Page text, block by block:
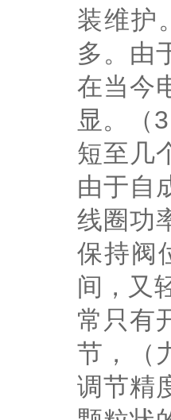
装维护
多。由
在当今
显。（
短至几
由于自
线圈功
保持阀
间，又
常只有
节，（
调节精